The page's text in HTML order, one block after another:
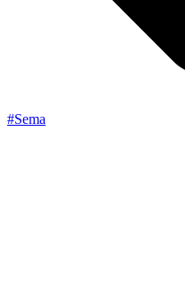
#Sema